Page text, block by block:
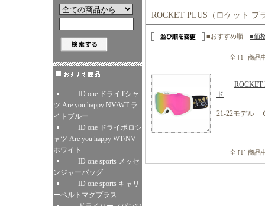
ID one ドライTシャ
ツ Are you happy NV/WT ラ
イトブルー
ID one ドライポロシ
ャツ Are you happy WT/NV
ホワイト
ID one sports メッセ
ンジャーバッグ
ID one sports キャリ
ーベルトマグプラス
ROCKET PLUS（ロケット プ
■おすすめ順 ■価
全 [1] 商品
ド
21-22モデル
全 [1] 商品